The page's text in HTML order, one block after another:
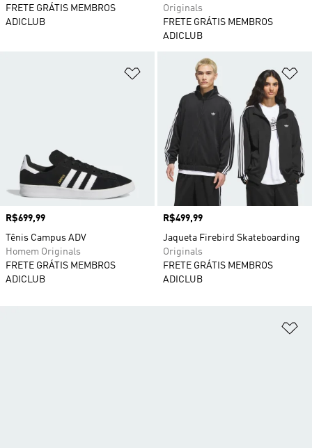
FRETE GRÁTIS MEMBROS
ADICLUB
Originals
FRETE GRÁTIS MEMBROS
ADICLUB
Adicionar à Lista de Desejos
Preço
R$699,99
Tênis Campus ADV
Homem Originals
FRETE GRÁTIS MEMBROS
ADICLUB
Preço
R$499,99
Jaqueta Firebird Skateboarding
Originals
FRETE GRÁTIS MEMBROS
ADICLUB